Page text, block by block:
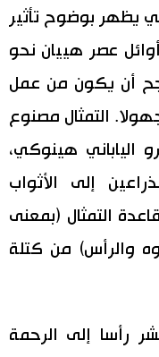
يظهر بوضوح تأثير
عصر هييان نحو
أن يكون من عمل
التمثال مصنوع
هينوكي،
إلى الأثواب
التمثال (بمعنى
والرأس) من كتلة
رأسا إلى الرحمة